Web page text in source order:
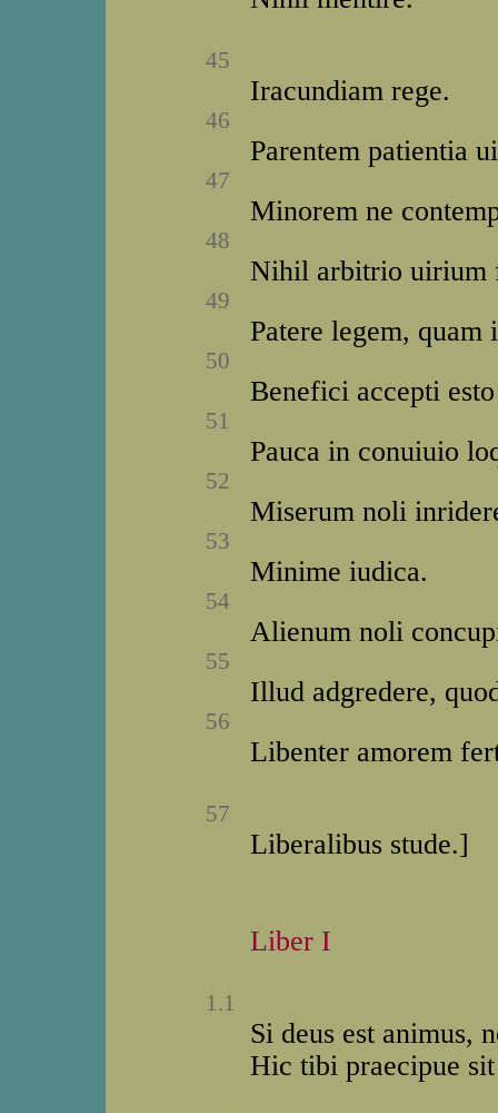
45
Iracundiam rege.
46
Parentem patientia
47
Minorem ne
48
Nihil arbitrio uirium
49
Patere legem, quam
50
Benefici accepti
51
Pauca in conuiuio
52
Miserum noli
53
Minime iudica.
54
Alienum noli
55
Illud adgredere,
56
Libenter amorem
57
Liberalibus stude.]
Liber I
1.1
Si deus est animus,
Hic tibi praecipue